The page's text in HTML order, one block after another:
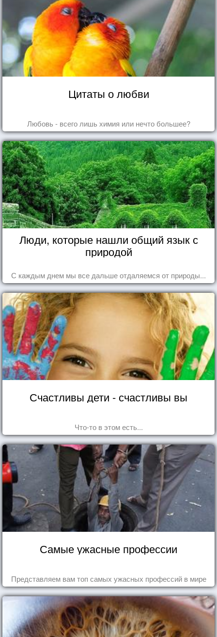
Цитаты о любви
Любовь - всего лишь химия или нечто большее?
Люди, которые нашли общий язык с
природой
С каждым днем мы все дальше отдаляемся от природы...
Счастливы дети - счастливы вы
Что-то в этом есть...
Самые ужасные профессии
Представляем вам топ самых ужасных профессий в мире